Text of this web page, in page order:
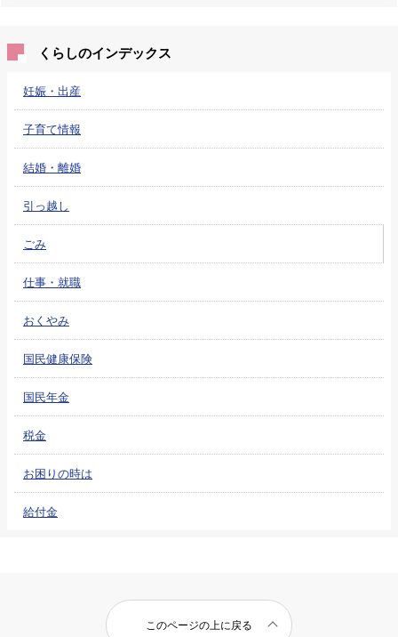
くらしのインデックス
妊娠・出産
子育て情報
結婚・離婚
引っ越し
ごみ
仕事・就職
おくやみ
国民健康保険
国民年金
税金
お困りの時は
給付金
このページの上に戻る